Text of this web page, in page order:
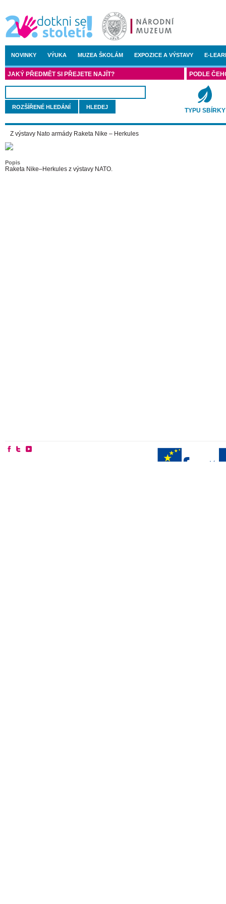
NOVINKY VÝUKA MUZEA ŠKOLÁM EXPOZICE A VÝSTAVY E-
JAKÝ PŘEDMĚT SI PŘEJETE NAJÍT?
ROZŠÍŘENÉ HLEDÁNÍ
PODLE
TYPU SBÍRKY
Z výstavy Nato armády Raketa Nike – Herkules
Popis
Raketa Nike–Herkules z výstavy NATO.